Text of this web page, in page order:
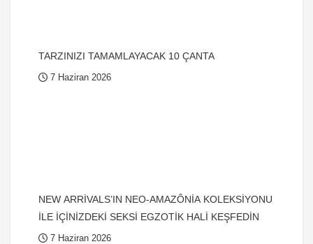
TARZINIZI TAMAMLAYACAK 10 ÇANTA
7 Haziran 2026
NEW ARRİVALS’IN NEO-AMAZÔNİA KOLEKSİYONU
İLE İÇİNİZDEKİ SEKSİ EGZOTİK HALİ KEŞFEDİN
7 Haziran 2026